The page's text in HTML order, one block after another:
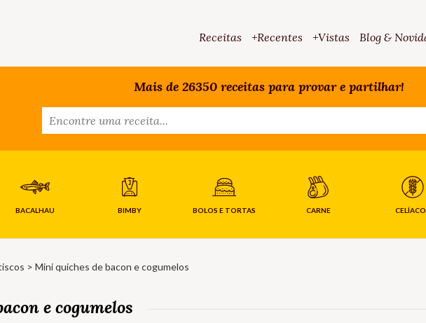
Receitas +Recentes +Vistas Blog &
Mais de 26350 receitas para provar e partilhar!
BACALHAU BIMBY BOLOS E TORTAS CARNE
> Mini quiches de bacon e cogumelos
e cogumelos